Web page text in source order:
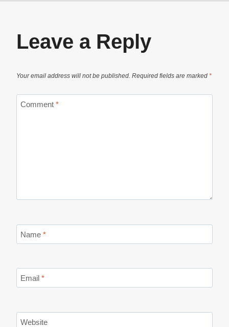
Leave a Reply
Your email address will not be published. Required fields are marked *
Comment *
Name *
Email *
Website